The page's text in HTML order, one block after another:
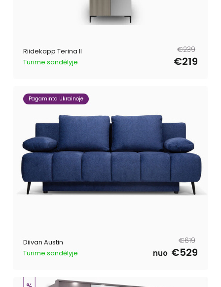
Riidekapp Terina II
Turime sandėlyje
Tavahind
€239
Müügihind
€219
Pagaminta Ukrainoje
Diivan Austin
Turime sandėlyje
Tavahind
€619
Müügihind
nuo €529